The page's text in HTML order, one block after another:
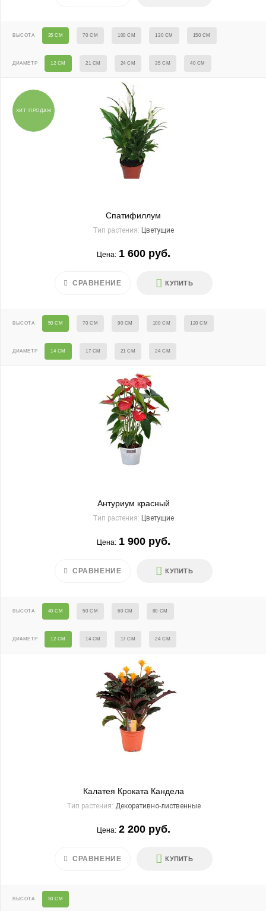
ВЫСОТА 35 СМ 70 СМ 100 СМ 130 СМ 150 СМ
ДИАМЕТР 12 СМ 21 СМ 24 СМ 35 СМ 40 СМ
ХИТ ПРОДАЖ
Спатифиллум
Тип растения: Цветущие
Цена: 1 600 руб.
КУПИТЬ
СРАВНЕНИЕ
ВЫСОТА 50 СМ 70 СМ 90 СМ 100 СМ 120 СМ
ДИАМЕТР 14 СМ 17 СМ 21 СМ 24 СМ
Антуриум красный
Тип растения: Цветущие
Цена: 1 900 руб.
КУПИТЬ
СРАВНЕНИЕ
ВЫСОТА 40 СМ 50 СМ 60 СМ 80 СМ
ДИАМЕТР 12 СМ 14 СМ 17 СМ 24 СМ
Калатея Кроката Кандела
Тип растения: Декоративно-лиственные
Цена: 2 200 руб.
КУПИТЬ
СРАВНЕНИЕ
ВЫСОТА 50 СМ